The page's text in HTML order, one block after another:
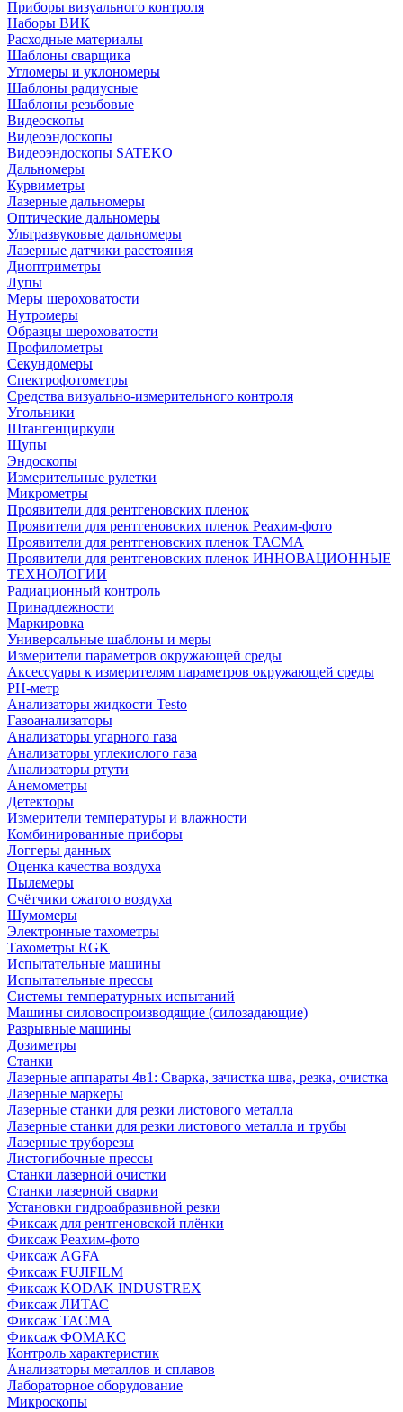
Приборы визуального контроля
Наборы ВИК
Расходные материалы
Шаблоны сварщика
Угломеры и уклономеры
Шаблоны радиусные
Шаблоны резьбовые
Видеоскопы
Видеоэндоскопы
Видеоэндоскопы SATEKO
Дальномеры
Курвиметры
Лазерные дальномеры
Оптические дальномеры
Ультразвуковые дальномеры
Лазерные датчики расстояния
Диоптриметры
Лупы
Меры шероховатости
Нутромеры
Образцы шероховатости
Профилометры
Секундомеры
Спектрофотометры
Средства визуально-измерительного контроля
Угольники
Штангенциркули
Щупы
Эндоскопы
Измерительные рулетки
Микрометры
Проявители для рентгеновских пленок
Проявители для рентгеновских пленок Реахим-фото
Проявители для рентгеновских пленок ТАСМА
Проявители для рентгеновских пленок ИННОВАЦИОННЫЕ
ТЕХНОЛОГИИ
Радиационный контроль
Принадлежности
Маркировка
Универсальные шаблоны и меры
Измерители параметров окружающей среды
Аксессуары к измерителям параметров окружающей среды
PH-метр
Анализаторы жидкости Testo
Газоанализаторы
Анализаторы угарного газа
Анализаторы углекислого газа
Анализаторы ртути
Анемометры
Детекторы
Измерители температуры и влажности
Комбинированные приборы
Логгеры данных
Оценка качества воздуха
Пылемеры
Счётчики сжатого воздуха
Шумомеры
Электронные тахометры
Тахометры RGK
Испытательные машины
Испытательные прессы
Системы температурных испытаний
Машины силовоспроизводящие (силозадающие)
Разрывные машины
Дозиметры
Станки
Лазерные аппараты 4в1: Сварка, зачистка шва, резка, очистка
Лазерные маркеры
Лазерные станки для резки листового металла
Лазерные станки для резки листового металла и трубы
Лазерные труборезы
Листогибочные прессы
Станки лазерной очистки
Станки лазерной сварки
Установки гидроабразивной резки
Фиксаж для рентгеновской плёнки
Фиксаж Реахим-фото
Фиксаж AGFA
Фиксаж FUJIFILM
Фиксаж KODAK INDUSTREX
Фиксаж ЛИТАС
Фиксаж ТАСМА
Фиксаж ФОМАКС
Контроль характеристик
Анализаторы металлов и сплавов
Лабораторное оборудование
Микроскопы